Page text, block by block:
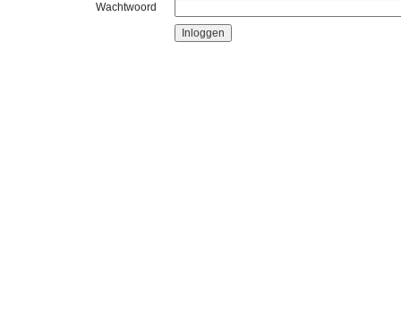
Wachtwoord